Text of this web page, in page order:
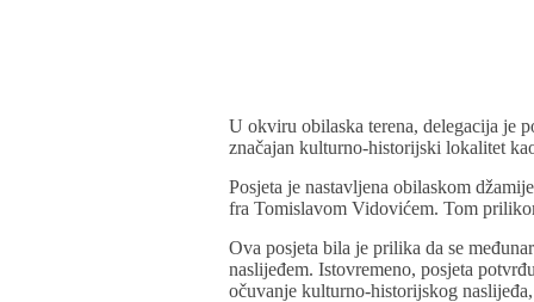
U okviru obilaska terena, delegacija je
značajan kulturno-historijski lokalitet
Posjeta je nastavljena obilaskom
fra Tomislavom Vidovićem. Tom
Ova posjeta bila je prilika da se
naslijeđem. Istovremeno, posjeta
očuvanje kulturno-historijskog